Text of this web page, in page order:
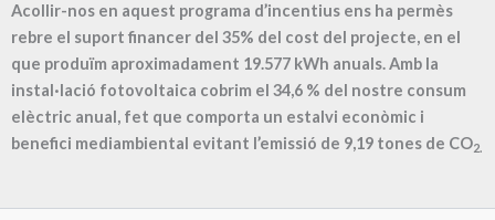
Acollir-nos en aquest programa d’incentius ens ha permès
rebre el suport financer del 35% del cost del projecte, en el
que produïm aproximadament 19.577 kWh anuals. Amb la
instal·lació fotovoltaica cobrim el 34,6 % del nostre consum
elèctric anual, fet que comporta un estalvi econòmic i
benefici mediambiental evitant l’emissió de 9,19 tones de CO2.